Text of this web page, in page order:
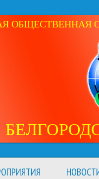
ОБЩЕСТВЕННАЯ